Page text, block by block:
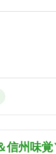
信州味